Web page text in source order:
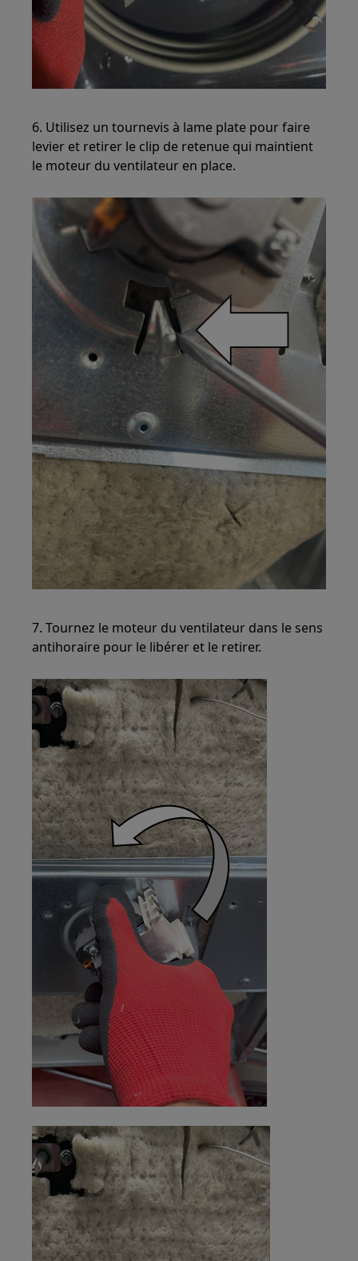
6. Utilisez un tournevis à lame plate pour faire
levier et retirer le clip de retenue qui maintient
le moteur du ventilateur en place.
7. Tournez le moteur du ventilateur dans le sens
antihoraire pour le libérer et le retirer.